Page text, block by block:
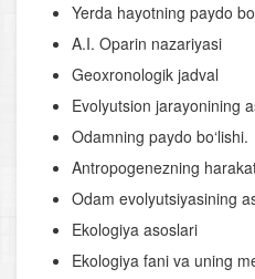
Yerda hayotning paydo
A.I. Oparin nazariyasi
Geoxronologik jadval
Evolyutsion jarayonining
Odamning paydo bo‘lishi.
Antropogenezning
Odam evolyutsiyasining
Ekologiya asoslari
Ekologiya fani va uning